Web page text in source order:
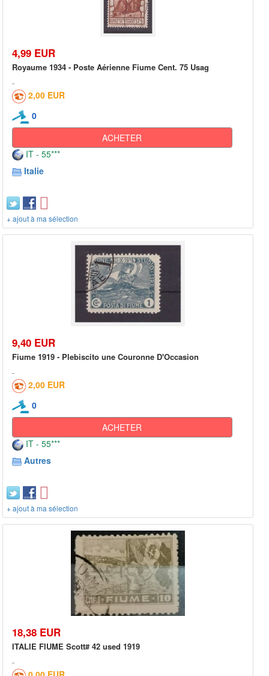
4,99 EUR
Royaume 1934 - Poste Aérienne Fiume Cent. 75 Usag
2,00 EUR
0
ACHETER
IT - 55***
Italie
+ ajout à ma sélection
9,40 EUR
Fiume 1919 - Plebiscito une Couronne D'Occasion
2,00 EUR
0
ACHETER
IT - 55***
Autres
+ ajout à ma sélection
18,38 EUR
ITALIE FIUME Scott# 42 used 1919